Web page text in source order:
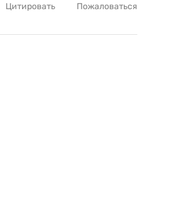
Цитировать Пожаловаться